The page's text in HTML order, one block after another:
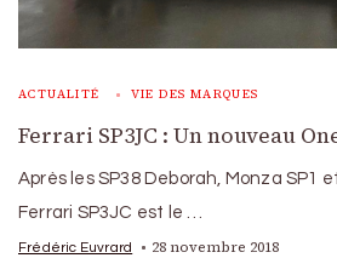
ACTUALITÉ VIE DES MARQUES
Ferrari SP3JC : Un nouveau
Après les SP38 Deborah, Monza SP1
Ferrari SP3JC est le …
Frédéric Euvrard 28 novembre 2018